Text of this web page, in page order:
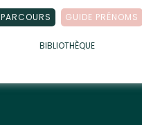
PARCOURS GUIDE PRÉNOMS
BIBLIOTHÈQUE